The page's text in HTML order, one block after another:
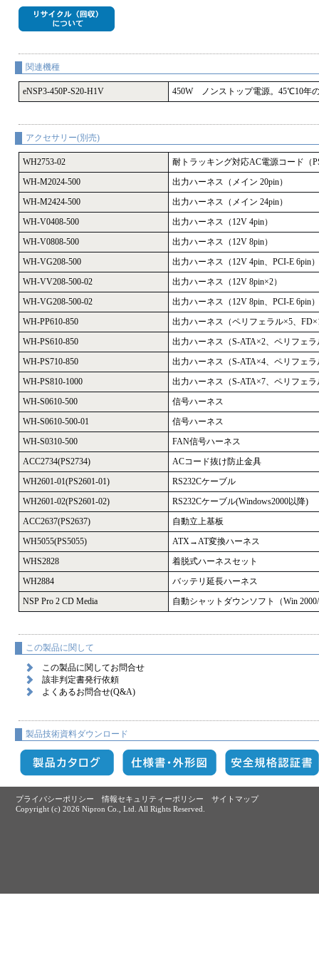
関連機種
eNSP3-450P-S20-H1V 450W ノンストップ電源。45℃10年
アクセサリー(別売)
WH2753-02
耐トラッキング対応AC電源コード（
WH-M2024-500
出力ハーネス（メイン 20pin）
WH-M2424-500
出力ハーネス（メイン 24pin）
WH-V0408-500
出力ハーネス（12V 4pin）
WH-V0808-500
出力ハーネス（12V 8pin）
WH-VG208-500
出力ハーネス（12V 4pin、PCI-E 6pin）
WH-VV208-500-02
出力ハーネス（12V 8pin×2）
WH-VG208-500-02
出力ハーネス（12V 8pin、PCI-E 6pin）
WH-PP610-850
出力ハーネス（ペリフェラル×5、
WH-PS610-850
出力ハーネス（S-ATA×2、ペリフェ
WH-PS710-850
出力ハーネス（S-ATA×4、ペリフェ
WH-PS810-1000
出力ハーネス（S-ATA×7、ペリフェラ
WH-S0610-500
信号ハーネス
WH-S0610-500-01
信号ハーネス
WH-S0310-500
FAN信号ハーネス
ACC2734(PS2734)
ACコード抜け防止金具
WH2601-01(PS2601-01)
RS232Cケーブル
WH2601-02(PS2601-02)
RS232Cケーブル(Windows2000以降)
ACC2637(PS2637)
自動立上基板
WH5055(PS5055)
ATX→AT変換ハーネス
WHS2828
着脱式ハーネスセット
WH2884
バッテリ延長ハーネス
NSP Pro 2 CD Media
自動シャットダウンソフト（Win
この製品に関して
この製品に関してお問合せ
該非判定書発行依頼
よくあるお問合せ(Q&A)
製品技術資料ダウンロード
プライバシーポリシー 情報セキュリティーポリシー
サイトマップ
Copyright (c) 2026 Nipron Co., Ltd. All Rights Reserved.